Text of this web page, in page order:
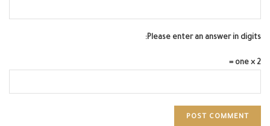
Please enter an answer in digits:
2 × one =